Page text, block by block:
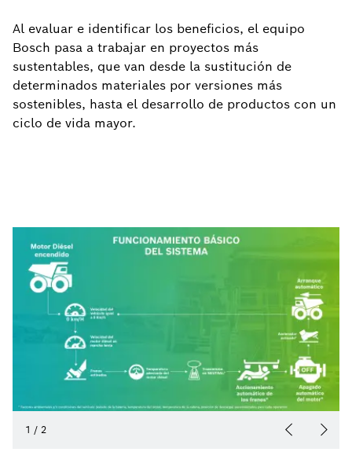
Al evaluar e identificar los beneficios, el equipo
Bosch pasa a trabajar en proyectos más
sustentables, que van desde la sustitución de
determinados materiales por versiones más
sostenibles, hasta el desarrollo de productos con un
ciclo de vida mayor.
1 / 2